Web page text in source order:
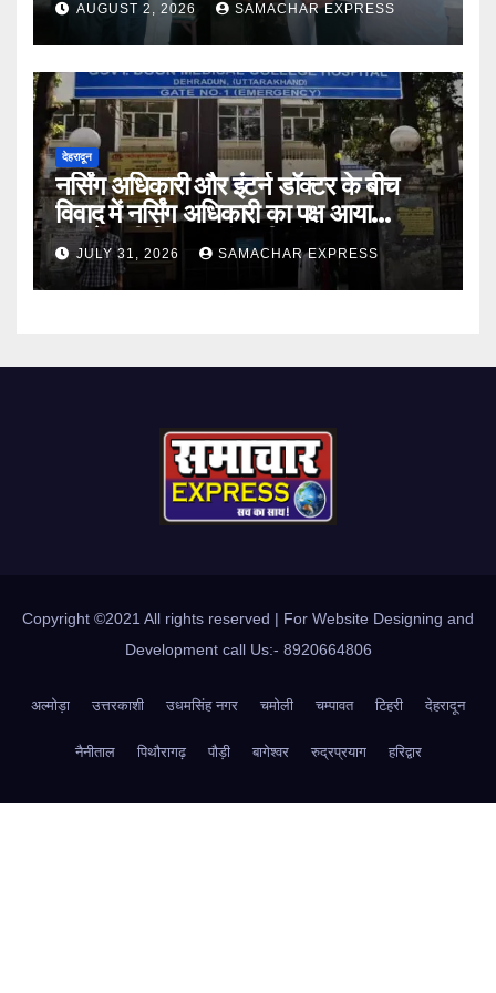
AUGUST 2, 2026 SAMACHAR EXPRESS
देहरादून
नर्सिंग अधिकारी और इंटर्न डॉक्टर के बीच
विवाद में नर्सिंग अधिकारी का पक्ष आया
सामने,करी निष्पक्ष जांच की मांग
JULY 31, 2026 SAMACHAR EXPRESS
Copyright ©2021 All rights reserved | For Website Designing and
Development call Us:- 8920664806
अल्मोड़ा उत्तरकाशी उधमसिंह नगर चमोली चम्पावत टिहरी देहरादून
नैनीताल पिथौरागढ़ पौड़ी बागेश्वर रुद्रप्रयाग हरिद्वार